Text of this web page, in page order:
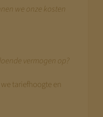
we onze kosten
vermogen op?
tariefhoogte en